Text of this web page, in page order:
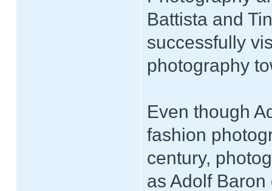
Battista and
successfully
photography
Even though
fashion
century,
as Adolf